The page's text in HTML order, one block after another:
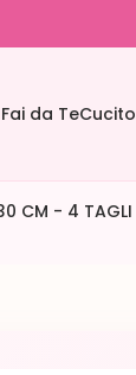
da TeCucito
CM - 4 TAGLI